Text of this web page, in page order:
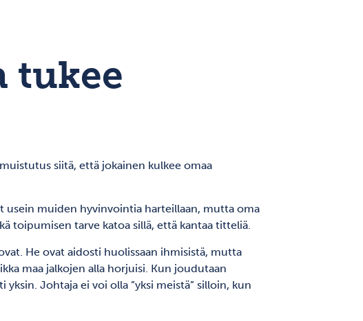
tukee
siitä, että jokainen kulkee omaa
muiden hyvinvointia harteillaan, mutta oma
toipumisen tarve katoa sillä, että kantaa titteliä.
He ovat aidosti huolissaan ihmisistä, mutta
maa jalkojen alla horjuisi. Kun joudutaan
Johtaja ei voi olla ”yksi meistä” silloin, kun